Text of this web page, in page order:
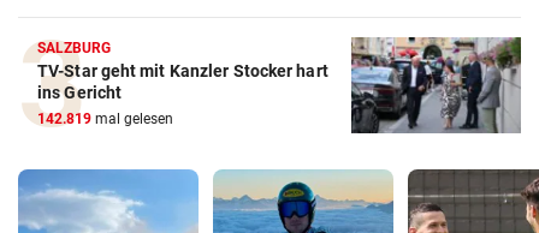
SALZBURG
TV-Star geht mit Kanzler Stocker hart
ins Gericht
142.819 mal gelesen